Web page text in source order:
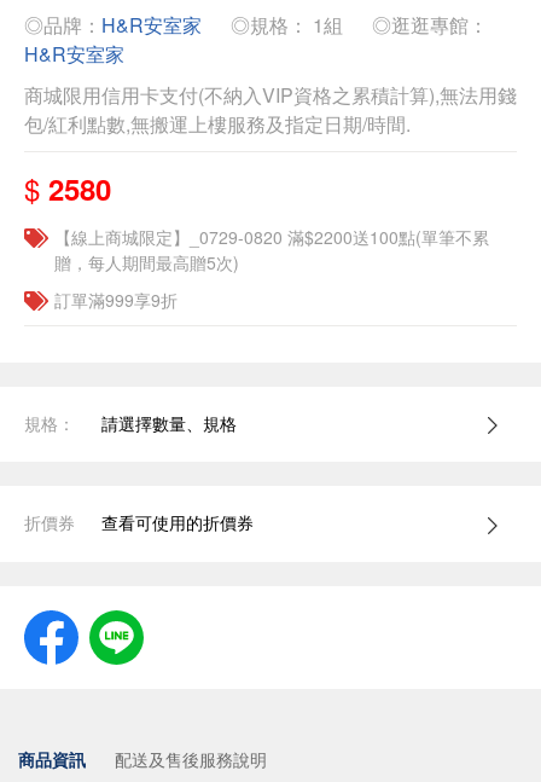
◎品牌： H&R安室家 ◎規格： 1組
◎逛逛專館：
H&R安室家
商城限用信用卡支付(不納入VIP資格之累積計算),無法用錢
包/紅利點數,無搬運上樓服務及指定日期/時間.
$ 2580
【線上商城限定】_0729-0820 滿$2200送100點(單筆不累
贈，每人期間最高贈5次)
訂單滿999享9折
規格： 請選擇數量、規格
折價券 查看可使用的折價券
商品資訊 配送及售後服務說明